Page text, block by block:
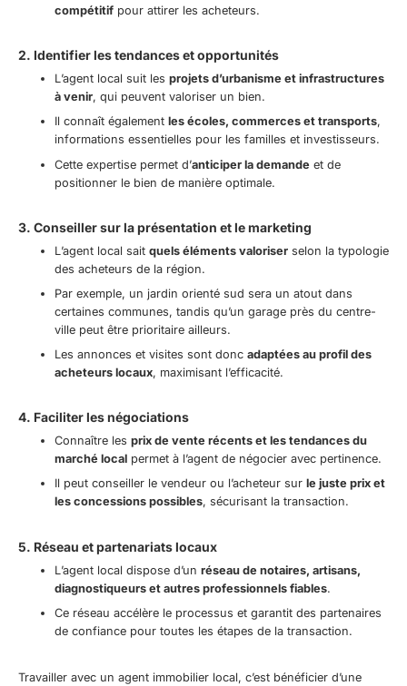
compétitif pour attirer les acheteurs.
2. Identifier les tendances et opportunités
L’agent local suit les projets d’urbanisme et infrastructures
à venir, qui peuvent valoriser un bien.
Il connaît également les écoles, commerces et transports,
informations essentielles pour les familles et investisseurs.
Cette expertise permet d’anticiper la demande et de
positionner le bien de manière optimale.
3. Conseiller sur la présentation et le marketing
L’agent local sait quels éléments valoriser selon la typologie
des acheteurs de la région.
Par exemple, un jardin orienté sud sera un atout dans
certaines communes, tandis qu’un garage près du centre-
ville peut être prioritaire ailleurs.
Les annonces et visites sont donc adaptées au profil des
acheteurs locaux, maximisant l’efficacité.
4. Faciliter les négociations
Connaître les prix de vente récents et les tendances du
marché local permet à l’agent de négocier avec pertinence.
Il peut conseiller le vendeur ou l’acheteur sur le juste prix et
les concessions possibles, sécurisant la transaction.
5. Réseau et partenariats locaux
L’agent local dispose d’un réseau de notaires, artisans,
diagnostiqueurs et autres professionnels fiables.
Ce réseau accélère le processus et garantit des partenaires
de confiance pour toutes les étapes de la transaction.
Travailler avec un agent immobilier local, c’est bénéficier d’une